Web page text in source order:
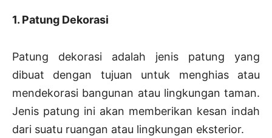
1. Patung Dekorasi
Patung dekorasi adalah jenis patung yang
dibuat dengan tujuan untuk menghias atau
mendekorasi bangunan atau lingkungan taman.
Jenis patung ini akan memberikan kesan indah
dari suatu ruangan atau lingkungan eksterior.